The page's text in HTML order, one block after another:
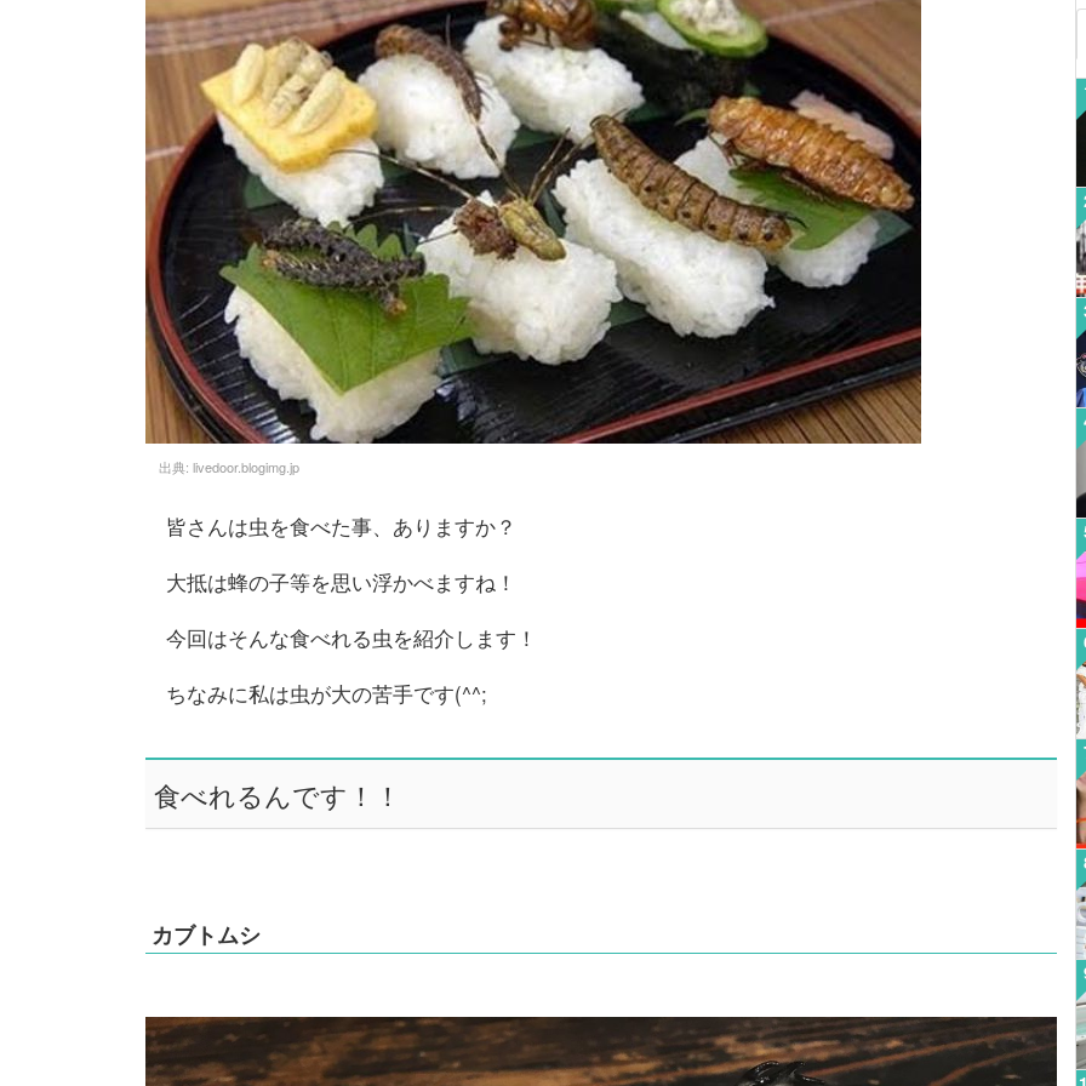
出典: livedoor.blogimg.jp
皆さんは虫を食べた事、ありますか？
大抵は蜂の子等を思い浮かべますね！
今回はそんな食べれる虫を紹介します！
ちなみに私は虫が大の苦手です(^^;
食べれるんです！！
カブトムシ